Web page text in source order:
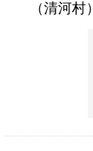
（清河村）